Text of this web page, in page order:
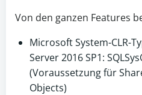
Von den ganzen Features
Microsoft System-CLR-
Server 2016 SP1:
(Voraussetzung für
Objects)